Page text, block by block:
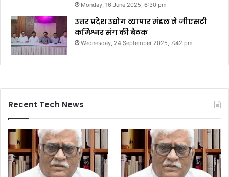
Monday, 16 June 2025, 6:30 pm
उत्तर प्रदेश उद्योग व्यापार मंडल ने जीएसटी
कमिश्नर संग की बैठक
Wednesday, 24 September 2025, 7:42 pm
Recent Tech News